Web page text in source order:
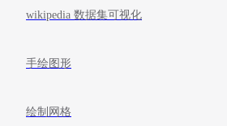
wikipedia 数据集可视化
手绘图形
绘制网格